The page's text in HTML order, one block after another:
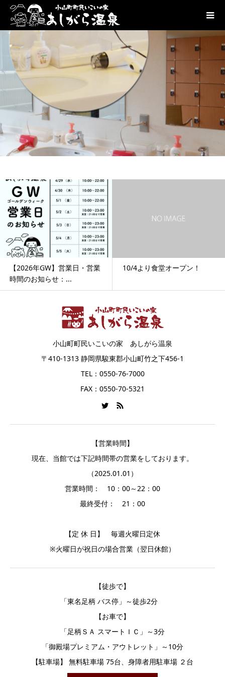
【2026年GW】営業日・営業
時間のお知らせ：...
10/4より食堂オープン！
小山町町民いこいの家 あしがら温泉
〒410-1313 静岡県駿東郡小山町竹之下456-1
TEL：0550-76-7000
FAX：0550-70-5321
【営業時間】
現在、当館では下記時間帯の営業をしております。
（2025.01.01）
営業時間： 10：00～22：00
最終受付： 21：00
【定 休 日】 毎週火曜日定休
※火曜日が祝日の場合営業（翌日休館）
【徒歩で】
「東名足柄 バス停」～徒歩2分
【お車で】
「足柄ＳＡ スマートＩＣ」～3分
「御殿場プレミアム・アウトレット」～10分
【駐車場】 無料駐車場 75台、身障者用駐車場 ２台